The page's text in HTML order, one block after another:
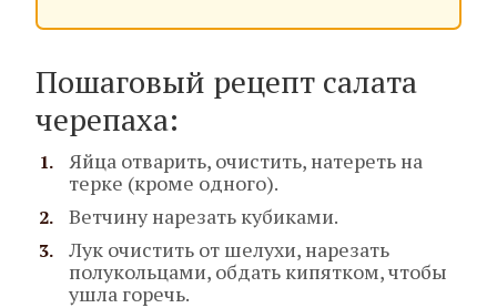
Пошаговый рецепт салата
черепаха:
Яйца отварить, очистить, натереть на
терке (кроме одного).
Ветчину нарезать кубиками.
Лук очистить от шелухи, нарезать
полукольцами, обдать кипятком, чтобы
ушла горечь.